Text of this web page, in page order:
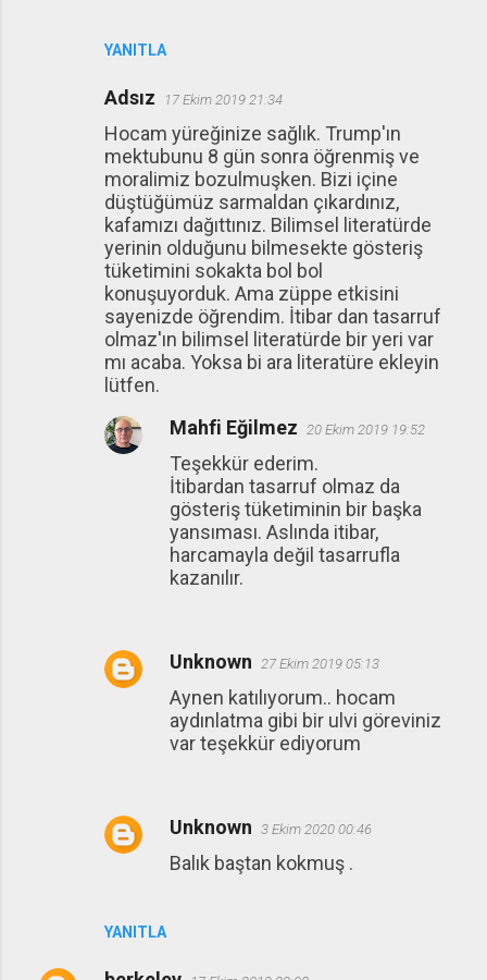
YANITLA
Adsız 17 Ekim 2019 21:34
Hocam yüreğinize sağlık. Trump'ın
mektubunu 8 gün sonra öğrenmiş ve
moralimiz bozulmuşken. Bizi içine
düştüğümüz sarmaldan çıkardınız,
kafamızı dağıttınız. Bilimsel literatürde
yerinin olduğunu bilmesekte gösteriş
tüketimini sokakta bol bol
konuşuyorduk. Ama züppe etkisini
sayenizde öğrendim. İtibar dan tasarruf
olmaz'ın bilimsel literatürde bir yeri var
mı acaba. Yoksa bi ara literatüre ekleyin
lütfen.
YANITLA
Mahfi Eğilmez 20 Ekim 2019 19:52
Teşekkür ederim.
İtibardan tasarruf olmaz da
gösteriş tüketiminin bir başka
yansıması. Aslında itibar,
harcamayla değil tasarrufla
kazanılır.
Unknown 27 Ekim 2019 05:13
Aynen katılıyorum.. hocam
aydınlatma gibi bir ulvi göreviniz
var teşekkür ediyorum
Unknown 3 Ekim 2020 00:46
Balık baştan kokmuş .